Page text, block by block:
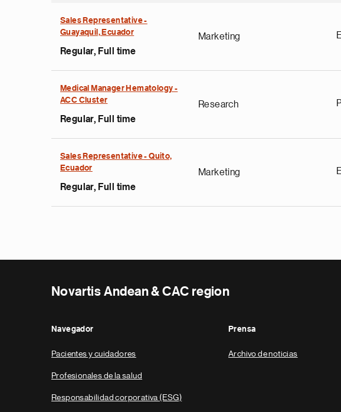
Sales Representative -
Guayaquil, Ecuador
Regular, Full time
Marketing
Medical Manager Hematology -
ACC Cluster
Regular, Full time
Research
Sales Representative - Quito,
Ecuador
Regular, Full time
Marketing
Novartis Andean & CAC region
Navegador
Pacientes y cuidadores
Profesionales de la salud
Responsabilidad corporativa (ESG)
Prensa
Archivo de noticias